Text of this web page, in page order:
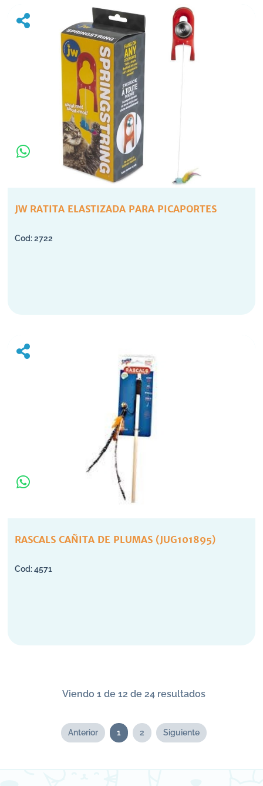
JW RATITA ELASTIZADA PARA PICAPORTES
2722
RASCALS CAÑITA DE PLUMAS (JUG101895)
4571
Viendo 1 de 12 de 24 resultados
Anterior 1 2 Siguiente